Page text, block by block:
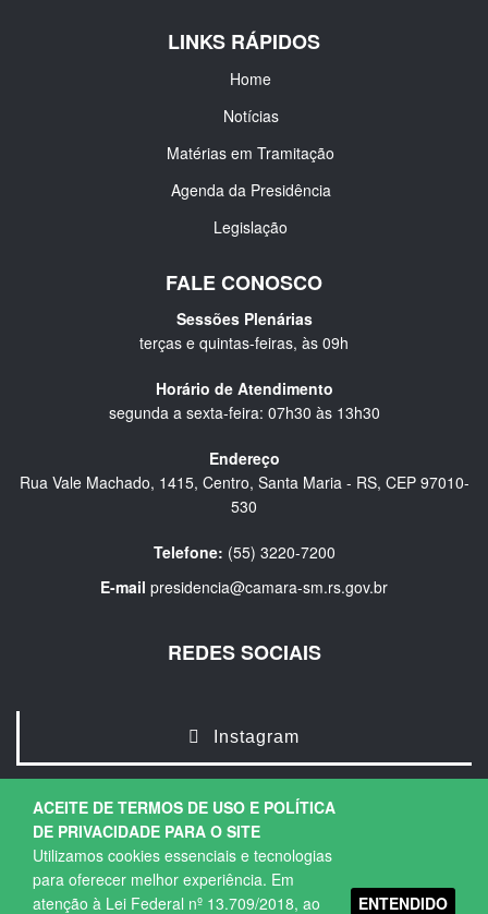
ACEITE DE TERMOS DE USO E POLÍTICA
DE PRIVACIDADE PARA O SITE
Utilizamos cookies essenciais e tecnologias
para oferecer melhor experiência. Em
atenção à Lei Federal nº 13.709/2018, ao
ENTENDIDO
LINKS RÁPIDOS
Home
Notícias
Matérias em Tramitação
Agenda da Presidência
Legislação
FALE CONOSCO
Sessões Plenárias
terças e quintas-feiras, às 09h
Horário de Atendimento
segunda a sexta-feira: 07h30 às 13h30
Endereço
Rua Vale Machado, 1415, Centro, Santa Maria - RS, CEP 97010-
530
Telefone: (55) 3220-7200
E-mail presidencia@camara-sm.rs.gov.br
REDES SOCIAIS
Instagram
Copyright © 2026. Todos os direitos Reservados.